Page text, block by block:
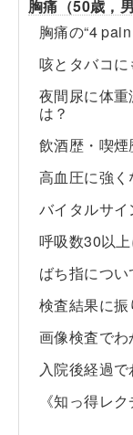
胸痛（50歳，男
胸痛の“4
咳とタバコ
夜間尿に体
は？
飲酒歴・喫
高血圧に強く
バイタルサ
呼吸数30以上
ばち指につい
検査結果に
画像検査で
入院後経過
《知っ得レク